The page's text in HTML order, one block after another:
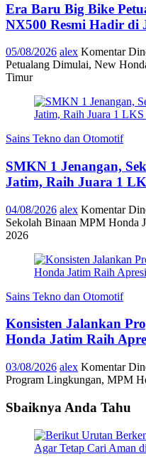
Era Baru Big Bike
NX500 Resmi Hadir di
05/08/2026 alex Komentar
Petualang Dimulai, New
Timur
Sains Tekno dan Otomotif
SMKN 1 Jenangan,
Jatim, Raih Juara 1
04/08/2026 alex Komentar
Sekolah Binaan MPM Honda
2026
Sains Tekno dan Otomotif
Konsisten Jalankan
Honda Jatim Raih
03/08/2026 alex Komentar
Program Lingkungan, MPM
Sbaiknya Anda Tahu